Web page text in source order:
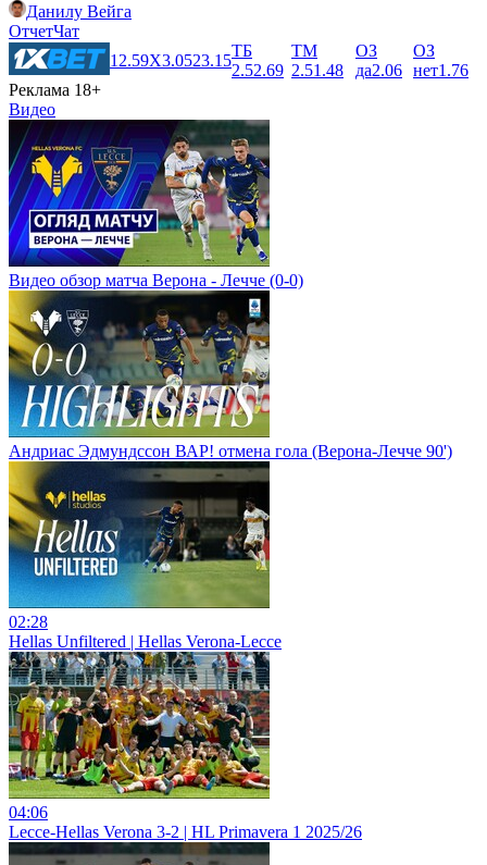
Данилу Вейга
ОтчетЧат
1 2.59X3.0523.15
ТБ
2.52.69
ТМ
2.51.48
ОЗ
да2.06
ОЗ
нет1.76
Реклама 18+
Видео
Видео обзор матча Верона - Лечче (0-0)
Андриас Эдмундссон ВАР! отмена гола (Верона-Лечче 90')
02:28
Hellas Unfiltered | Hellas Verona-Lecce
04:06
Lecce-Hellas Verona 3-2 | HL Primavera 1 2025/26